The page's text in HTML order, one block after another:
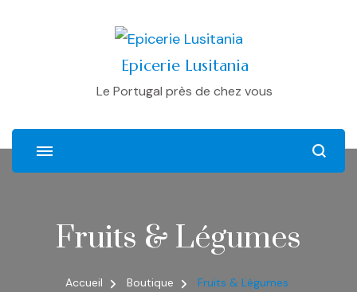
Epicerie Lusitania
Le Portugal près de chez vous
Fruits & Légumes
Accueil Boutique Fruits & Légumes